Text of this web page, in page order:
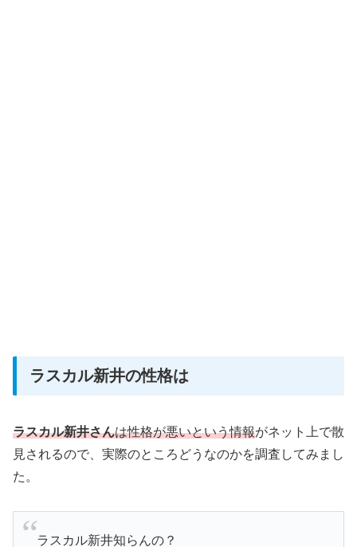
ラスカル新井の性格は
ラスカル新井さんは性格が悪いという情報がネット上で散
見されるので、実際のところどうなのかを調査してみまし
た。
ラスカル新井知らんの？